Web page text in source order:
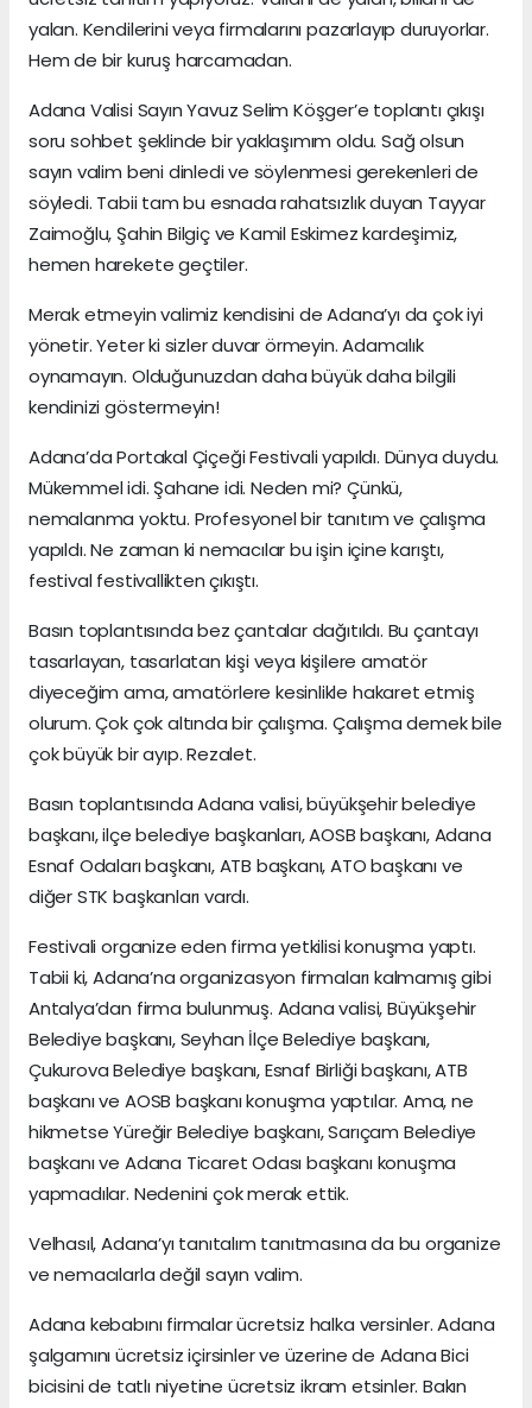
yalan. Kendilerini veya firmalarını pazarlayıp duruyorlar.
Hem de bir kuruş harcamadan.
Adana Valisi Sayın Yavuz Selim Köşger’e toplantı çıkışı
soru sohbet şeklinde bir yaklaşımım oldu. Sağ olsun
sayın valim beni dinledi ve söylenmesi gerekenleri de
söyledi. Tabii tam bu esnada rahatsızlık duyan Tayyar
Zaimoğlu, Şahin Bilgiç ve Kamil Eskimez kardeşimiz,
hemen harekete geçtiler.
Merak etmeyin valimiz kendisini de Adana’yı da çok iyi
yönetir. Yeter ki sizler duvar örmeyin. Adamcılık
oynamayın. Olduğunuzdan daha büyük daha bilgili
kendinizi göstermeyin!
Adana’da Portakal Çiçeği Festivali yapıldı. Dünya duydu.
Mükemmel idi. Şahane idi. Neden mi? Çünkü,
nemalanma yoktu. Profesyonel bir tanıtım ve çalışma
yapıldı. Ne zaman ki nemacılar bu işin içine karıştı,
festival festivallikten çıkıştı.
Basın toplantısında bez çantalar dağıtıldı. Bu çantayı
tasarlayan, tasarlatan kişi veya kişilere amatör
diyeceğim ama, amatörlere kesinlikle hakaret etmiş
olurum. Çok çok altında bir çalışma. Çalışma demek bile
çok büyük bir ayıp. Rezalet.
Basın toplantısında Adana valisi, büyükşehir belediye
başkanı, ilçe belediye başkanları, AOSB başkanı, Adana
Esnaf Odaları başkanı, ATB başkanı, ATO başkanı ve
diğer STK başkanları vardı.
Festivali organize eden firma yetkilisi konuşma yaptı.
Tabii ki, Adana’na organizasyon firmaları kalmamış gibi
Antalya’dan firma bulunmuş. Adana valisi, Büyükşehir
Belediye başkanı, Seyhan İlçe Belediye başkanı,
Çukurova Belediye başkanı, Esnaf Birliği başkanı, ATB
başkanı ve AOSB başkanı konuşma yaptılar. Ama, ne
hikmetse Yüreğir Belediye başkanı, Sarıçam Belediye
başkanı ve Adana Ticaret Odası başkanı konuşma
yapmadılar. Nedenini çok merak ettik.
Velhasıl, Adana’yı tanıtalım tanıtmasına da bu organize
ve nemacılarla değil sayın valim.
Adana kebabını firmalar ücretsiz halka versinler. Adana
şalgamını ücretsiz içirsinler ve üzerine de Adana Bici
bicisini de tatlı niyetine ücretsiz ikram etsinler. Bakın